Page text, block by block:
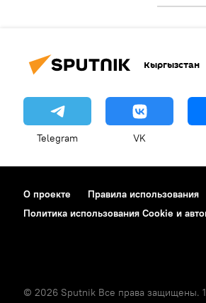
Кыргызстан
Telegram VK
О проекте Правила использования
Политика использования Cookie и
© 2026 Sputnik Все права защищены.